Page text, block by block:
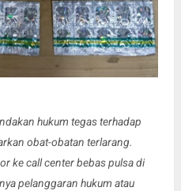
hukum tegas terhadap
obat-obatan terlarang.
ke call center bebas pulsa di
pelanggaran hukum atau